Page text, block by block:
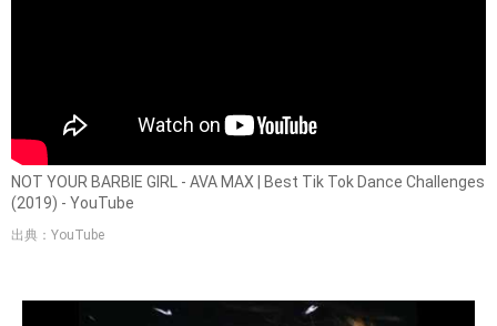
NOT YOUR BARBIE GIRL - AVA MAX | Best Tik Tok Dance Challenges
(2019) - YouTube
出典：YouTube